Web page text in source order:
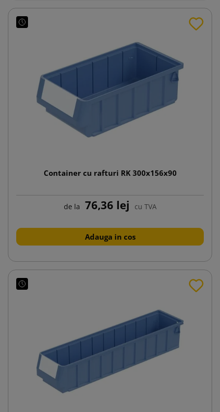
Container cu rafturi RK 300x156x90
de la 76,36 lej cu TVA
Adauga in cos